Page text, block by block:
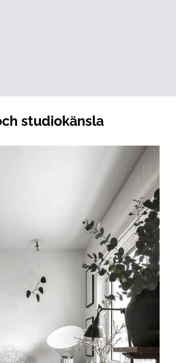
studiokänsla